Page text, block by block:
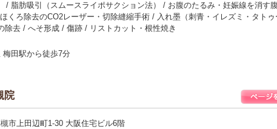
/ 脂肪吸引（スムースライポサクション法） / お腹のたるみ・妊娠線を消す
くろ除去のCO2レーザー・切除縫縮手術 / 入れ墨（刺青・イレズミ・タトゥ
除去 / へそ形成 / 傷跡 / リストカット・根性焼き
梅田駅から徒歩7分
院
市上田辺町1-30 大阪住宅ビル6階